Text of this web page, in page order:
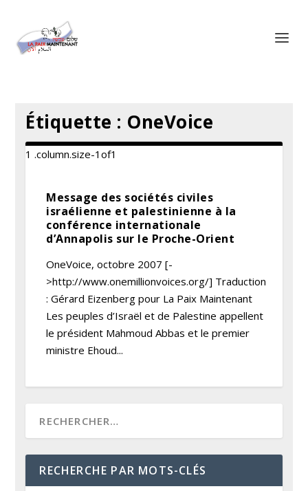
Étiquette : OneVoice
Message des sociétés civiles
israélienne et palestinienne à la
conférence internationale
d’Annapolis sur le Proche-Orient
OneVoice, octobre 2007 [-
>http://www.onemillionvoices.org/] Traduction
: Gérard Eizenberg pour La Paix Maintenant
Les peuples d’Israël et de Palestine appellent
le président Mahmoud Abbas et le premier
ministre Ehoud...
RECHERCHE PAR MOTS-CLÉS